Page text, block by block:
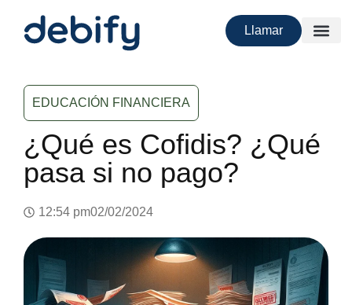
Llamar
EDUCACIÓN FINANCIERA
¿Qué es Cofidis? ¿Qué
pasa si no pago?
12:54 pm02/02/2024